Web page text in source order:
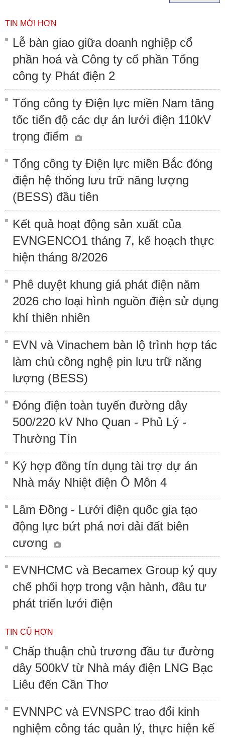
TIN MỚI HƠN
Lễ bàn giao giữa doanh nghiệp cổ
phần hoá và Công ty cổ phần Tổng
công ty Phát điện 2
Tổng công ty Điện lực miền Nam tăng
tốc tiến độ các dự án lưới điện 110kV
trọng điểm
Tổng công ty Điện lực miền Bắc đóng
điện hệ thống lưu trữ năng lượng
(BESS) đầu tiên
Kết quả hoạt động sản xuất của
EVNGENCO1 tháng 7, kế hoạch thực
hiện tháng 8/2026
Phê duyệt khung giá phát điện năm
2026 cho loại hình nguồn điện sử dụng
khí thiên nhiên
EVN và Vinachem bàn lộ trình hợp tác
làm chủ công nghệ pin lưu trữ năng
lượng (BESS)
Đóng điện toàn tuyến đường dây
500/220 kV Nho Quan - Phủ Lý -
Thường Tín
Ký hợp đồng tín dụng tài trợ dự án
Nhà máy Nhiệt điện Ô Môn 4
Lâm Đồng - Lưới điện quốc gia tạo
động lực bứt phá nơi dải đất biên
cương
EVNHCMC và Becamex Group ký quy
chế phối hợp trong vận hành, đầu tư
phát triển lưới điện
TIN CŨ HƠN
Chấp thuận chủ trương đầu tư đường
dây 500kV từ Nhà máy điện LNG Bạc
Liêu đến Cần Thơ
EVNNPC và EVNSPC trao đổi kinh
nghiệm công tác quản lý, thực hiện kế